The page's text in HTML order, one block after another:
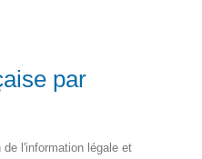
par
l'information légale et